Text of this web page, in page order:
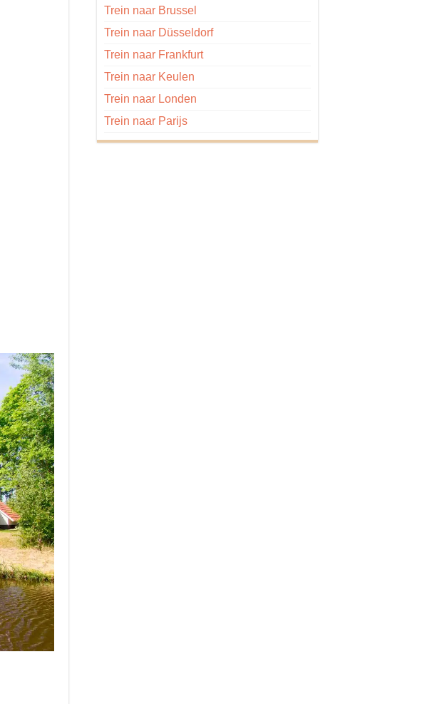
Trein naar Brussel
Trein naar Düsseldorf
Trein naar Frankfurt
Trein naar Keulen
Trein naar Londen
Trein naar Parijs